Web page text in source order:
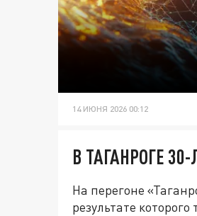
14 ИЮНЯ 2026 00:12
В ТАГАНРОГЕ
На перегоне
результате